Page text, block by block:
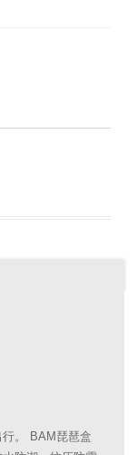
。 BAM琵琶盒